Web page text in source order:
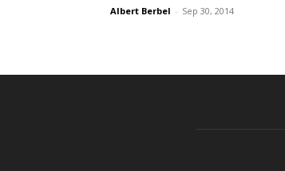
Albert Berbel - Sep 30, 2014